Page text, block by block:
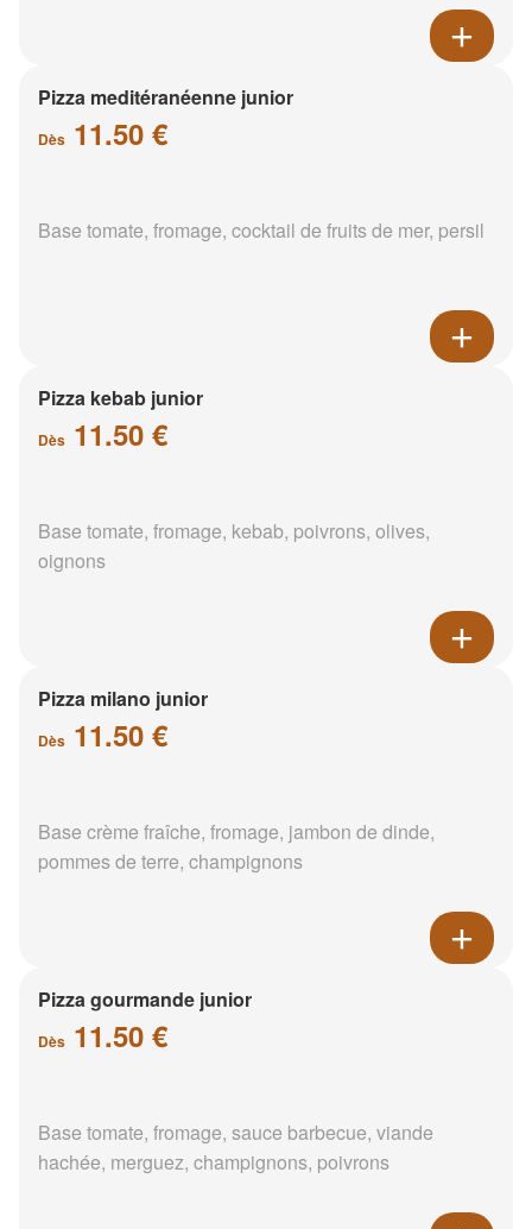
Pizza meditéranéenne junior
Dès 11.50 €
Base tomate, fromage, cocktail de fruits de mer, persil
Pizza kebab junior
Dès 11.50 €
Base tomate, fromage, kebab, poivrons, olives,
oignons
Pizza milano junior
Dès 11.50 €
Base crème fraîche, fromage, jambon de dinde,
pommes de terre, champignons
Pizza gourmande junior
Dès 11.50 €
Base tomate, fromage, sauce barbecue, viande
hachée, merguez, champignons, poivrons